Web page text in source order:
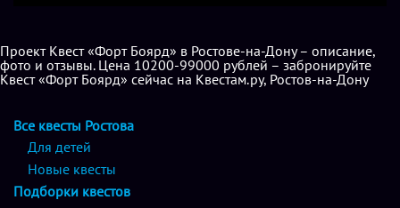
Проект Квест «Форт Боярд» в Ростове-на-Дону – описание,
фото и отзывы. Цена 10200-99000 рублей – забронируйте
Квест «Форт Боярд» сейчас на Квестам.ру, Ростов-на-Дону
Все квесты Ростова
Для детей
Новые квесты
Подборки квестов